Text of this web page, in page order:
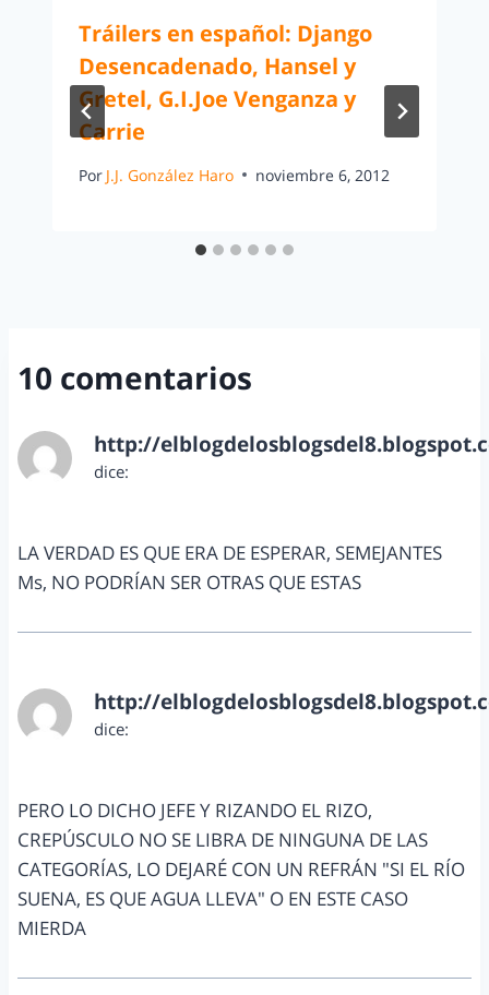
Tráilers en español: Django
Desencadenado, Hansel y
Gretel, G.I.Joe Venganza y
Carrie
Por J.J. González Haro noviembre 6, 2012
10 comentarios
http://
dice:
LA VERDAD ES QUE ERA DE ESPERAR, SEMEJANTES
Ms, NO PODRÍAN SER OTRAS QUE ESTAS
http://
dice:
PERO LO DICHO JEFE Y RIZANDO EL RIZO,
CREPÚSCULO NO SE LIBRA DE NINGUNA DE LAS
CATEGORÍAS, LO DEJARÉ CON UN REFRÁN "SI EL RÍO
SUENA, ES QUE AGUA LLEVA" O EN ESTE CASO
MIERDA